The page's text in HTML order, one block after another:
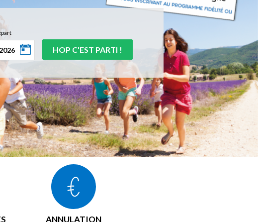
ANNULATION